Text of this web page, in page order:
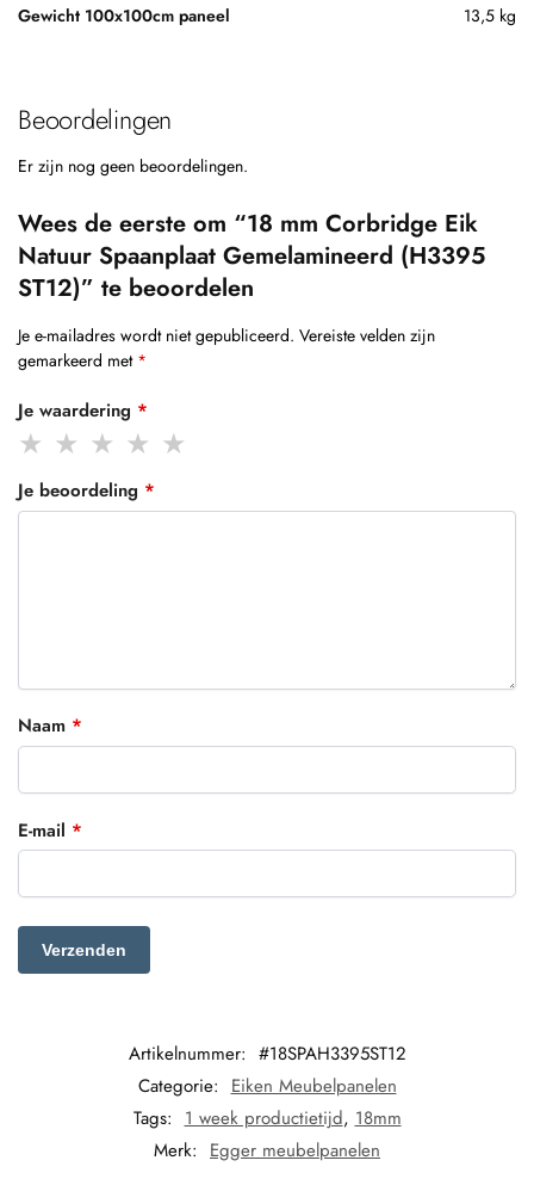
Gewicht 100x100cm paneel 13,5 kg
Beoordelingen
Er zijn nog geen beoordelingen.
Wees de eerste om “18 mm Corbridge Eik
Natuur Spaanplaat Gemelamineerd (H3395
ST12)” te beoordelen
Je e-mailadres wordt niet gepubliceerd. Vereiste velden zijn
gemarkeerd met *
Je waardering *
Je beoordeling *
Naam *
E-mail *
Artikelnummer: #18SPAH3395ST12
Categorie: Eiken Meubelpanelen
Tags: 1 week productietijd, 18mm
Merk: Egger meubelpanelen